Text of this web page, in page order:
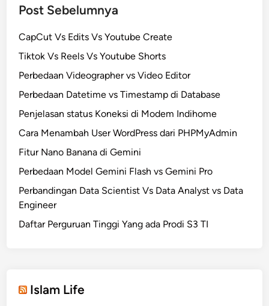
Post Sebelumnya
CapCut Vs Edits Vs Youtube Create
Tiktok Vs Reels Vs Youtube Shorts
Perbedaan Videographer vs Video Editor
Perbedaan Datetime vs Timestamp di Database
Penjelasan status Koneksi di Modem Indihome
Cara Menambah User WordPress dari PHPMyAdmin
Fitur Nano Banana di Gemini
Perbedaan Model Gemini Flash vs Gemini Pro
Perbandingan Data Scientist Vs Data Analyst vs Data
Engineer
Daftar Perguruan Tinggi Yang ada Prodi S3 TI
Islam Life